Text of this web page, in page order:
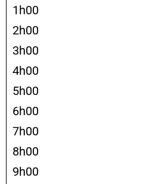
1h00
2h00
3h00
4h00
5h00
6h00
7h00
8h00
9h00